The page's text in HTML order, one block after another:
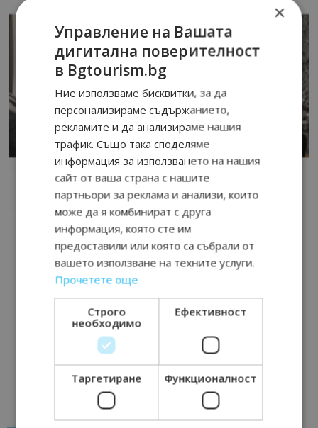
×
Управление на Вашата
дигитална поверителност
в Bgtourism.bg
Ние използваме бисквитки, за да
персонализираме съдържанието,
рекламите и да анализираме нашия
трафик. Също така споделяме
информация за използването на нашия
сайт от ваша страна с нашите
партньори за реклама и анализи, които
може да я комбинират с друга
информация, която сте им
предоставили или която са събрали от
вашето използване на техните услуги.
Прочетете още
Строго
необходимо
Ефективност
Таргетиране Функционалност